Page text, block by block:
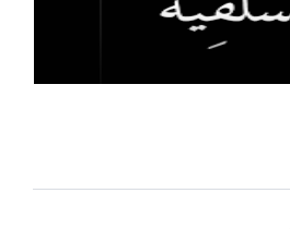
في واقعها الجديد